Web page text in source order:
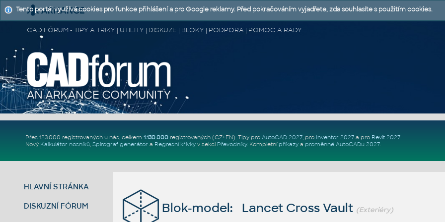
CAD FÓRUM - TIPY A TRIKY | UTILITY | DISKUZE | BLOKY | PODPORA | POMOC A RADY
Přes 123.000 registrovaných u nás, celkem 1.130.000registrovaných (CZ+EN). Tipy pro AutoCAD 2027, pro Inventor 2027a pro Revit 2027.
Nový Kalkulátor nosníků, Spirograf generátor a Regresní křivkyv sekci Převodníky. Kompletní příkazya proměnné AutoCADu 2027.
HLAVNÍ STRÁNKA
DISKUZNÍ FÓRUM Blok-model: Lancet Cross Vault (Exteriéry)
Tento portál využívá cookies pro funkce přihlášení a pro Google reklamy. Před pokračováním vyjadřete, zda souhlasíte s použitím cookies.